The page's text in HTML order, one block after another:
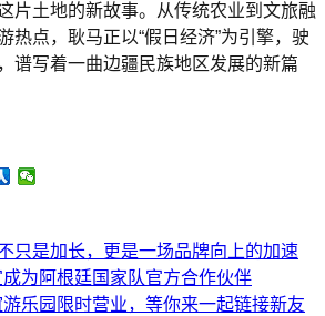
片土地的新故事。从传统农业到文旅融
热点，耿马正以“假日经济”为引擎，驶
谱写着一曲边疆民族地区发展的新篇
只是加长，更是一场品牌向上的加速
为阿根廷国家队官方合作伙伴
游乐园限时营业，等你来一起链接新友